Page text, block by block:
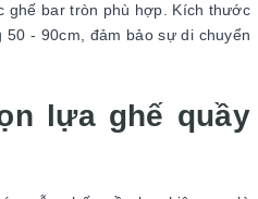
ghế bar tròn phù hợp. Kích thước
- 90cm, đảm bảo sự di chuyển
lựa ghế quầy